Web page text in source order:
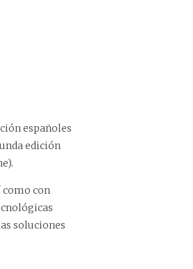
españoles
edición
como con
soluciones